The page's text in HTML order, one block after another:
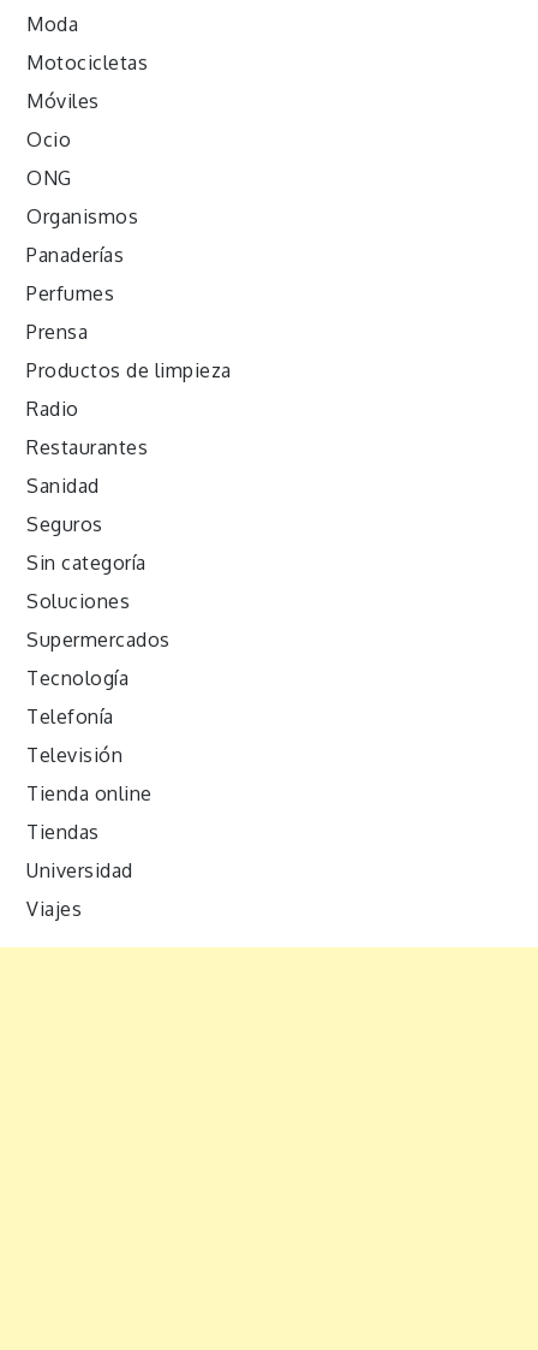
Moda
Motocicletas
Móviles
Ocio
ONG
Organismos
Panaderías
Perfumes
Prensa
Productos de limpieza
Radio
Restaurantes
Sanidad
Seguros
Sin categoría
Soluciones
Supermercados
Tecnología
Telefonía
Televisión
Tienda online
Tiendas
Universidad
Viajes